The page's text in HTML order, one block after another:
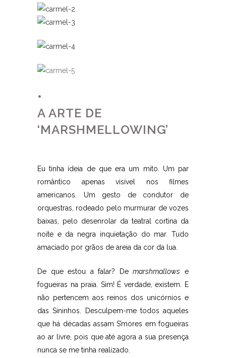
•
A ARTE DE
‘MARSHMELLOWING’
Eu tinha ideia de que era um mito. Um par
romântico apenas visível nos filmes
americanos. Um gesto de condutor de
orquestras, rodeado pelo murmurar de vozes
baixas, pelo desenrolar da teatral cortina da
noite e da negra inquietação do mar. Tudo
amaciado por grãos de areia da cor da lua.
De que estou a falar? Demarshmallows e
fogueiras na praia. Sim! É verdade, existem. E
não pertencem aos reinos dos unicórnios e
das Sininhos. Desculpem-me todos aqueles
que há décadas assam S’mores em fogueiras
ao ar livre, pois que até agora a sua presença
nunca se me tinha realizado.